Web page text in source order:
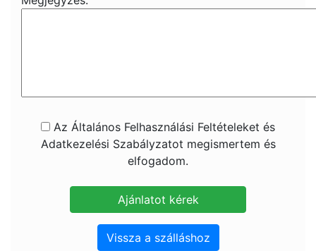
Az Általános Felhasználási Feltételeket és
Adatkezelési Szabályzatot megismertem és
elfogadom.
Vissza a szálláshoz